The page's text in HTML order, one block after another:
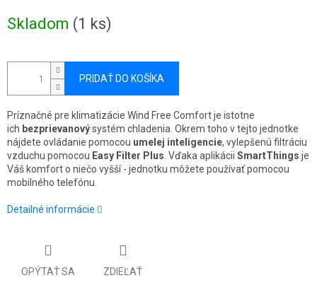
cena:
Skladom (1 ks)
PRIDAŤ DO KOŠÍKA
Príznačné pre klimatizácie Wind Free Comfort je istotne
ich bezprievanovýsystém chladenia. Okrem toho v tejto jednotke
nájdete ovládanie pomocou umelej inteligencie, vylepšenú filtráciu
vzduchu pomocou Easy Filter Plus. Vďaka aplikácii SmartThings je
Váš komfort o niečo vyšší - jednotku môžete používať pomocou
mobilného telefónu.
Detailné informácie
OPÝTAŤ SA ZDIEĽAŤ